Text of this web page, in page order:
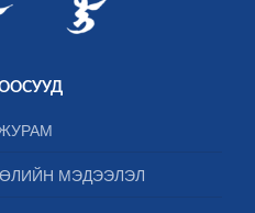
МЭДЭЭЛЭЛ